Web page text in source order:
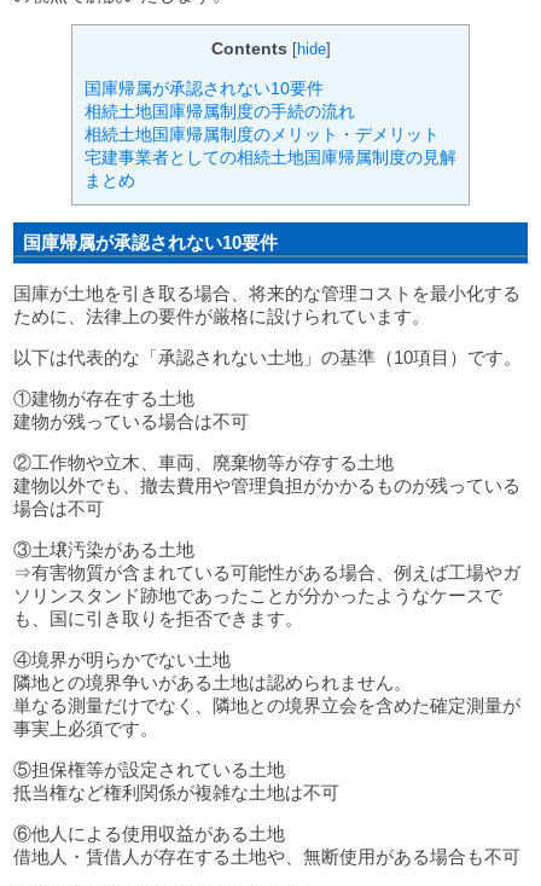
Contents [hide]
国庫帰属が承認されない10要件
相続土地国庫帰属制度の手続の流れ
相続土地国庫帰属制度のメリット・デメリット
宅建事業者としての相続土地国庫帰属制度の見解
まとめ
国庫帰属が承認されない10要件
国庫が土地を引き取る場合、将来的な管理コストを最小化する
ために、法律上の要件が厳格に設けられています。
以下は代表的な「承認されない土地」の基準（10項目）です。
①建物が存在する土地
建物が残っている場合は不可
②工作物や立木、車両、廃棄物等が存する土地
建物以外でも、撤去費用や管理負担がかかるものが残っている
場合は不可
③土壌汚染がある土地
⇒有害物質が含まれている可能性がある場合、例えば工場やガ
ソリンスタンド跡地であったことが分かったようなケースで
も、国に引き取りを拒否できます。
④境界が明らかでない土地
隣地との境界争いがある土地は認められません。
単なる測量だけでなく、隣地との境界立会を含めた確定測量が
事実上必須です。
⑤担保権等が設定されている土地
抵当権など権利関係が複雑な土地は不可
⑥他人による使用収益がある土地
借地人・賃借人が存在する土地や、無断使用がある場合も不可